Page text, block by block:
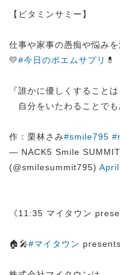
【ビタミンサミー】
仕事や家事の愚痴や悩み
💛#今日のポエムサプリ 💊
『誰かに優しくすることは
自分をいたわることでも
作：栗林さみ#smile795
— NACK5 Smile
(@smilesummit795)
《11:35 マイタウン
🏠🎤#マイタウン